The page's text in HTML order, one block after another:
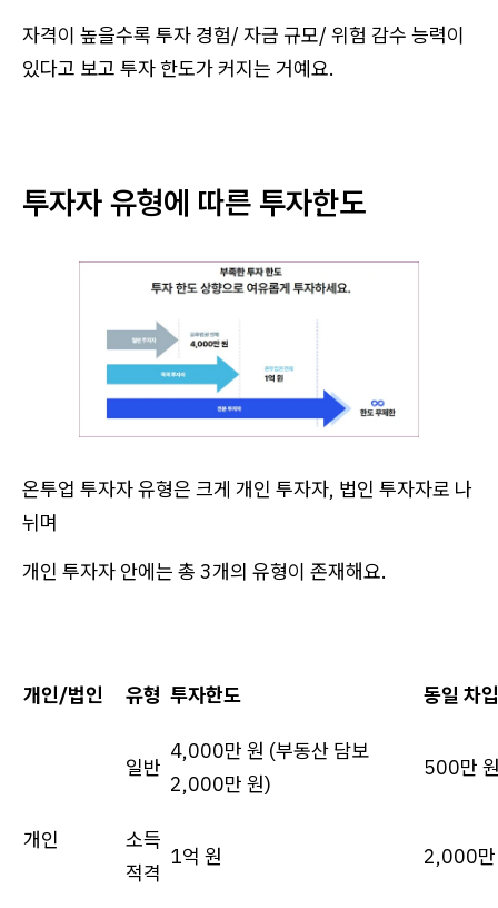
자격이 높을수록 투자 경험/ 자금 규모/ 위험 감수 능력이
있다고 보고 투자 한도가 커지는 거예요.
투자자 유형에 따른 투자한도
온투업 투자자 유형은 크게 개인 투자자, 법인 투자자로 나
뉘며
개인 투자자 안에는 총 3개의 유형이 존재해요.
개인/법인 유형 투자한도 동일 차
개인
일반
4,000만 원 (부동산 담보
2,000만 원)
500만
소득
적격
1억 원 2,000만